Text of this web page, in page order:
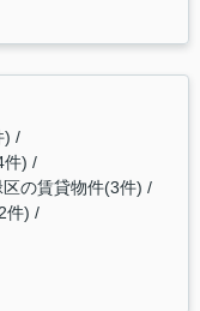
)
件)
の賃貸物件(3件)
件)